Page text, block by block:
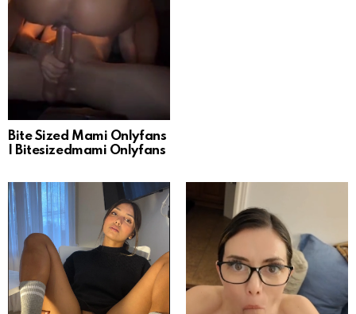
Bite Sized Mami Onlyfans
| Bitesizedmami Onlyfans